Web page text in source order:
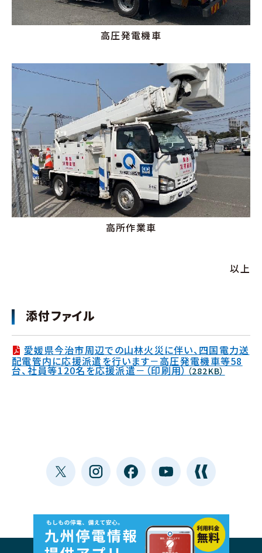
高圧発電機車
高所作業車
以上
添付ファイル
愛媛県今治市周辺での山林火災に伴い、四国電力送
配電管内に応援派遣を行います－高圧発電機車等58
台、社員等120名を応援派遣－（印刷用）（282KB）